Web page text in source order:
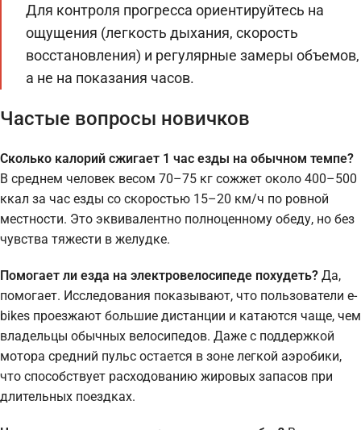
Для контроля прогресса ориентируйтесь на
ощущения (легкость дыхания, скорость
восстановления) и регулярные замеры объемов,
а не на показания часов.
Частые вопросы новичков
Сколько калорий сжигает 1 час езды на обычном темпе?
В среднем человек весом 70–75 кг сожжет около 400–500
ккал за час езды со скоростью 15–20 км/ч по ровной
местности. Это эквивалентно полноценному обеду, но без
чувства тяжести в желудке.
Помогает ли езда на электровелосипеде похудеть? Да,
помогает. Исследования показывают, что пользователи e-
bikes проезжают большие дистанции и катаются чаще, чем
владельцы обычных велосипедов. Даже с поддержкой
мотора средний пульс остается в зоне легкой аэробики,
что способствует расходованию жировых запасов при
длительных поездках.